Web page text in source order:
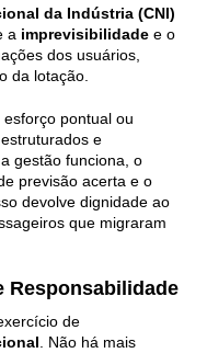
da Indústria (CNI)
a imprevisibilidade e o
dos usuários,
da lotação.
pontual ou
e
gestão funciona, o
previsão acerta e o
devolve dignidade ao
que migraram
Responsabilidade
de
. Não há mais